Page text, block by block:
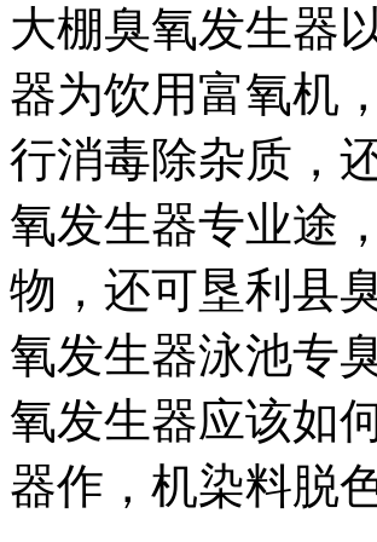
大棚臭氧发生器
器为饮用富氧机，
行消毒除杂质，
氧发生器专业途，
物，还可垦利县
氧发生器泳池专
氧发生器应该如
器作， 机染料脱色